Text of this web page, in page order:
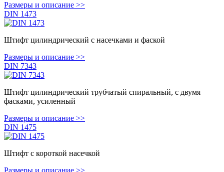
Размеры и описание >>
DIN 1473
Штифт цилиндрический с насечками и фаской
Размеры и описание >>
DIN 7343
Штифт цилиндрический трубчатый спиральный, с двумя
фасками, усиленный
Размеры и описание >>
DIN 1475
Штифт с короткой насечкой